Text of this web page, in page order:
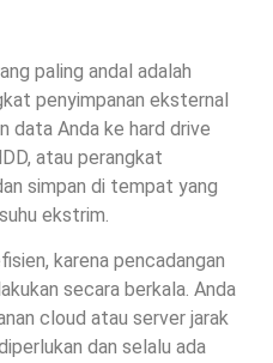
paling andal adalah
penyimpanan eksternal
data Anda ke hard drive
atau perangkat
simpan di tempat yang
ekstrim.
karena pencadangan
secara berkala. Anda
cloud atau server jarak
dan selalu ada